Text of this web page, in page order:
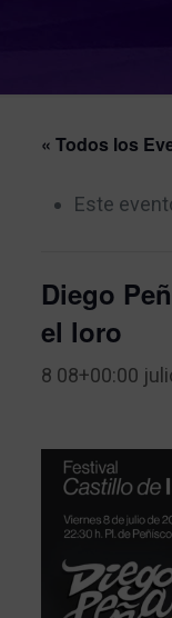
« Todos los
Este
Diego
el loro
8 08+00:00